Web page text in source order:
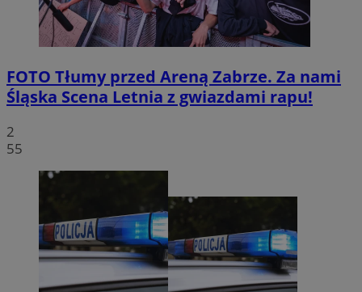
FOTO Tłumy przed Areną Zabrze. Za nami
Śląska Scena Letnia z gwiazdami rapu!
2
55